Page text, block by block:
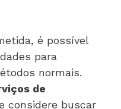
é possível
para
normais.
de
considere buscar